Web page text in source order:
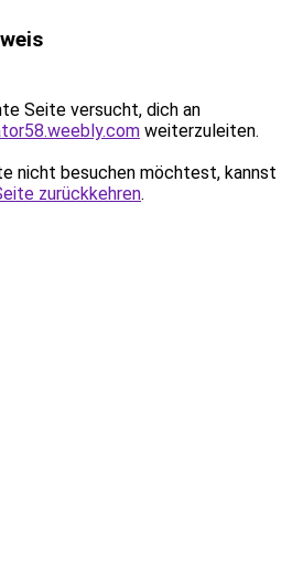
Seite versucht, dich an
weiterzuleiten.
nicht besuchen möchtest, kannst
zurückkehren.